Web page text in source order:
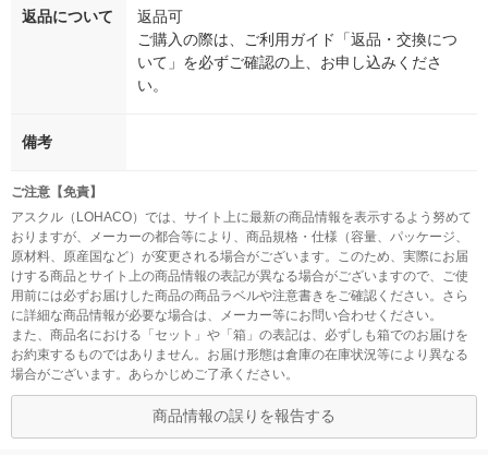
返品について
返品可
ご購入の際は、ご利用ガイド「返品・交換につ
いて」を必ずご確認の上、お申し込みくださ
い。
備考
ご注意【免責】
アスクル（LOHACO）では、サイト上に最新の商品情報を表示するよう努めて
おりますが、メーカーの都合等により、商品規格・仕様（容量、パッケージ、
原材料、原産国など）が変更される場合がございます。このため、実際にお届
けする商品とサイト上の商品情報の表記が異なる場合がございますので、ご使
用前には必ずお届けした商品の商品ラベルや注意書きをご確認ください。さら
に詳細な商品情報が必要な場合は、メーカー等にお問い合わせください。
また、商品名における「セット」や「箱」の表記は、必ずしも箱でのお届けを
お約束するものではありません。お届け形態は倉庫の在庫状況等により異なる
場合がございます。あらかじめご了承ください。
商品情報の誤りを報告する